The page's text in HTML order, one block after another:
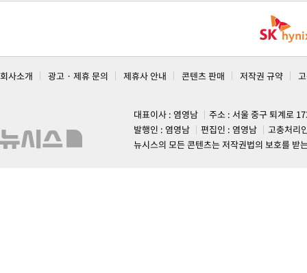
회사소개 광고 · 제휴 문의 제휴사 안내 콘텐츠 판매 저작권 규약
대표이사 : 염영남
주소 : 서울 중구 퇴계로
발행인 : 염영남
편집인 : 염영남
고충처리
뉴시스의 모든 콘텐츠는 저작권법의 보호를